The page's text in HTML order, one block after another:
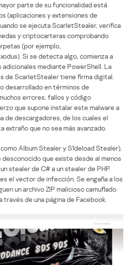
parte de su funcionalidad está
(aplicaciones y extensiones de
se ejecuta ScarletStealer, verifica
y criptocarteras comprobando
(por ejemplo,
Si se detecta algo, comienza a
mediante PowerShell. La
de ScarletStealer tiene firma digital.
desarrollado en términos de
errores, fallos y código
que supone instalar este malware a
de descargadores, de los cuales el
extraño que no sea más avanzado.
Album Stealer y S1deload Stealer),
que existe desde al menos
stealer de C# a un stealer de PHP.
el vector de infección. Se engaña a los
un archivo ZIP malicioso camuflado
de una página de Facebook.